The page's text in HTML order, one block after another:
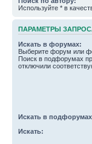
Используйте * в
ПАРАМЕТРЫ
Искать в форумах:
Выберите форум или
Поиск в подфорумах
отключили
Искать в
Искать: